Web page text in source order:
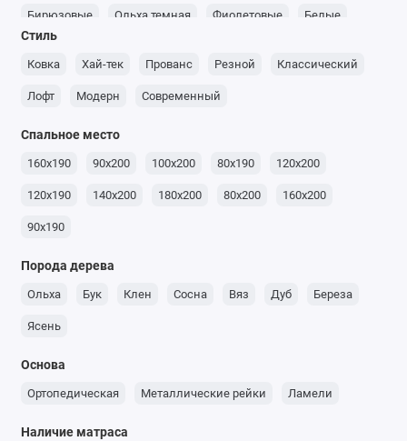
Бирюзовые Ольха темная Фиолетовые Белые
Дуб артизан Зеленые
Стиль
Ковка Хай-тек Прованс Резной Классический
Лофт Модерн Современный
Спальное место
160x190 90x200 100x200 80x190 120x200
120x190 140x200 180x200 80x200 160x200
90x190
Порода дерева
Ольха Бук Клен Сосна Вяз Дуб Береза
Ясень
Основа
Ортопедическая Металлические рейки Ламели
Наличие матраса